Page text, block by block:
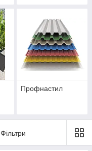
Профнастил
Фільтри